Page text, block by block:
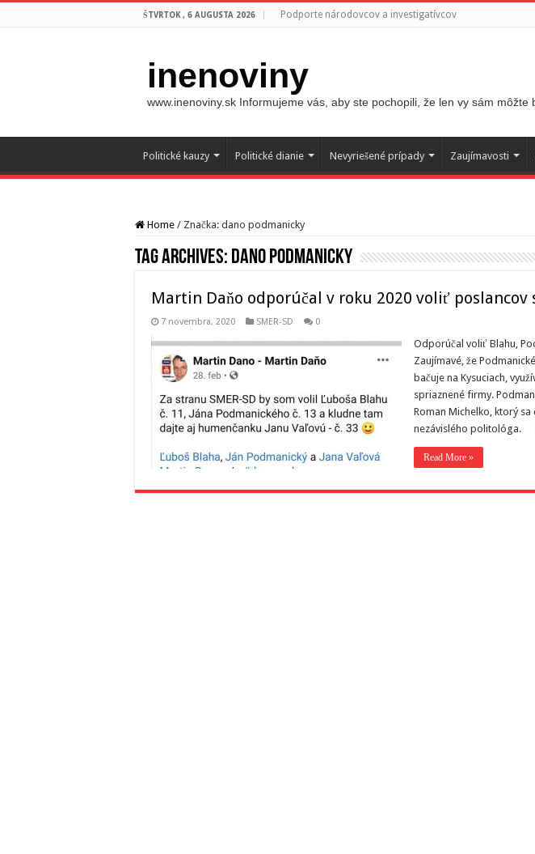
ŠTVRTOK , 6 AUGUSTA 2026 Podporte národovcov a investigatívcov
inenoviny
www.inenoviny.sk Informujeme vás, aby ste pochopili, že len vy sám
Politické kauzy Politické dianie Nevyriešené prípady Zaujímavosti
Home / Značka: dano podmanicky
Tag Archives: dano podmanicky
Martin Daňo odporúčal v roku 2020 voliť poslancov
7 novembra, 2020 SMER-SD 0
Odporúčal voliť Blahu,
Zaujímavé, že
bačuje na Kysuciach,
spriaznené firmy.
Roman Michelko, ktorý
nezávislého politológa.
Read More »